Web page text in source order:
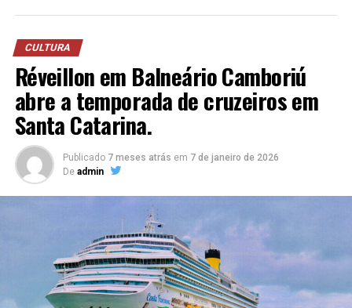
CULTURA
Réveillon em Balneário Camboriú
abre a temporada de cruzeiros em
Santa Catarina.
Publicado 7 meses atrás em 7 de janeiro de 2026
De admin